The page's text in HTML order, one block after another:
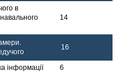
в
14
16
інформації
6